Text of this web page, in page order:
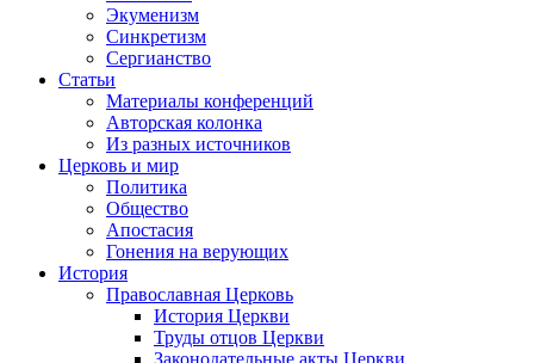
Экуменизм
Синкретизм
Сергианство
Статьи
Материалы конференций
Авторская колонка
Из разных источников
Церковь и мир
Политика
Общество
Апостасия
Гонения на верующих
История
Православная Церковь
История Церкви
Труды отцов Церкви
Законодательные акты Церкви